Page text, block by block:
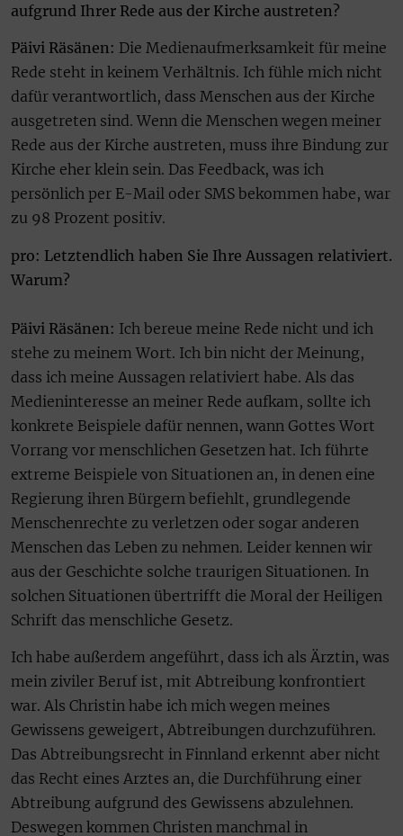
aufgrund Ihrer Rede aus der Kirche austreten?
Päivi Räsänen: Die Medienaufmerksamkeit für meine
Rede steht in keinem Verhältnis. Ich fühle mich nicht
dafür verantwortlich, dass Menschen aus der Kirche
ausgetreten sind. Wenn die Menschen wegen meiner
Rede aus der Kirche austreten, muss ihre Bindung zur
Kirche eher klein sein. Das Feedback, was ich
persönlich per E-Mail oder SMS bekommen habe, war
zu 98 Prozent positiv.
pro: Letztendlich haben Sie Ihre Aussagen relativiert.
Warum?
Päivi Räsänen: Ich bereue meine Rede nicht und ich
stehe zu meinem Wort. Ich bin nicht der Meinung,
dass ich meine Aussagen relativiert habe. Als das
Medieninteresse an meiner Rede aufkam, sollte ich
konkrete Beispiele dafür nennen, wann Gottes Wort
Vorrang vor menschlichen Gesetzen hat. Ich führte
extreme Beispiele von Situationen an, in denen eine
Regierung ihren Bürgern befiehlt, grundlegende
Menschenrechte zu verletzen oder sogar anderen
Menschen das Leben zu nehmen. Leider kennen wir
aus der Geschichte solche traurigen Situationen. In
solchen Situationen übertrifft die Moral der Heiligen
Schrift das menschliche Gesetz.
Ich habe außerdem angeführt, dass ich als Ärztin, was
mein ziviler Beruf ist, mit Abtreibung konfrontiert
war. Als Christin habe ich mich wegen meines
Gewissens geweigert, Abtreibungen durchzuführen.
Das Abtreibungsrecht in Finnland erkennt aber nicht
das Recht eines Arztes an, die Durchführung einer
Abtreibung aufgrund des Gewissens abzulehnen.
Deswegen kommen Christen manchmal in